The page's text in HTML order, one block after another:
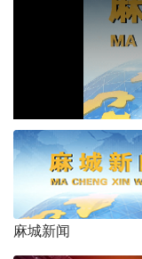
麻城新闻